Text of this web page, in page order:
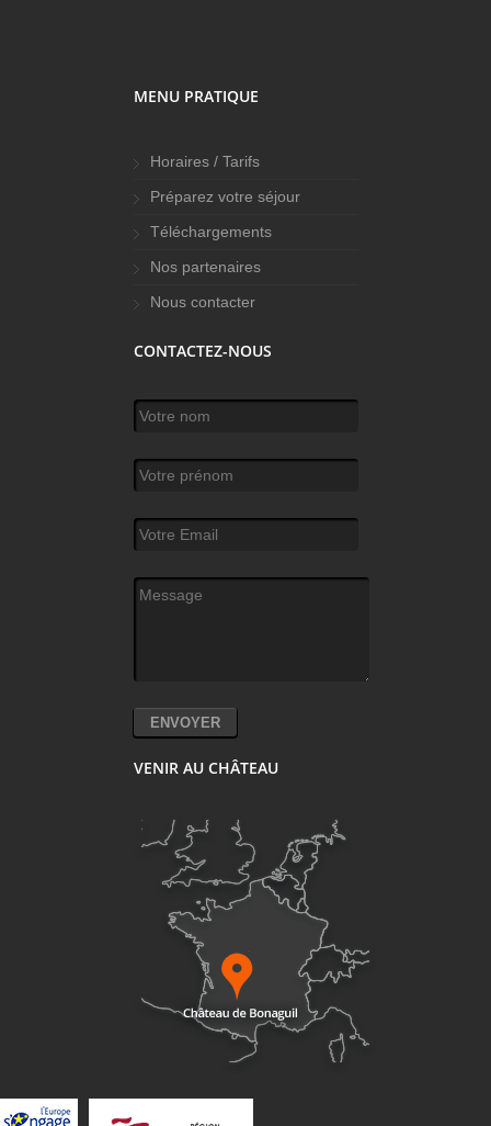
MENU PRATIQUE
Horaires / Tarifs
Préparez votre séjour
Téléchargements
Nos partenaires
Nous contacter
CONTACTEZ-NOUS
Votre nom
Votre prénom
Votre Email
Message
VENIR AU CHÂTEAU